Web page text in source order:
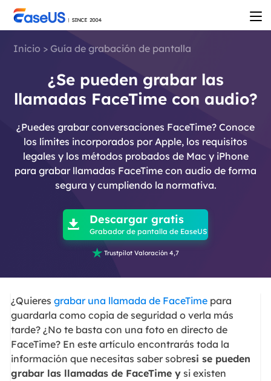
Inicio > Guía de grabación de pantalla
¿Se pueden grabar las
llamadas FaceTime con audio?
¿Puedes grabar conversaciones FaceTime? Conoce
los límites incorporados por Apple, los requisitos
legales y los métodos probados de Mac y iPhone
para grabar llamadas FaceTime con audio de forma
segura y cumpliendo la normativa.

 Descargar gratis
Grabador de pantalla de EaseUS
 Trustpilot Valoración 4,7
¿Quieres grabar una llamada de FaceTimepara
guardarla como copia de seguridad o verla más
tarde? ¿No te basta con una foto en directo de
FaceTime? En este artículo encontrarás toda la
información que necesitas saber sobresi se pueden
grabar las llamadas de FaceTime ysi existen